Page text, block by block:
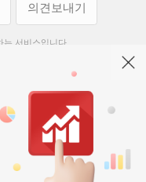
의견보내기
서비스입니다.
지연이 발생할 수 있습니다.
에 대하여 법적인 책임을
보의 무단 배포를 금합니다.
인정보처리방침
오픈소스 라이선스
369, 15층
119-86-54968
열 책임자 : 박동규